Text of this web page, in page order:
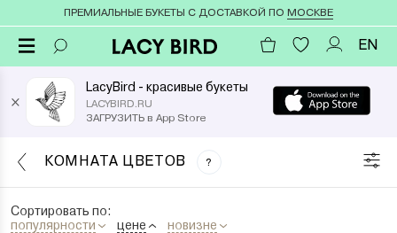
ПРЕМИАЛЬНЫЕ БУКЕТЫ С ДОСТАВКОЙ ПО МОСКВЕ
EN
×
LacyBird - красивые букеты
LACYBIRD.RU
ЗАГРУЗИТЬ в App Store
КОМНАТА ЦВЕТОВ ?
Сортировать по:
популярности
цене новизне